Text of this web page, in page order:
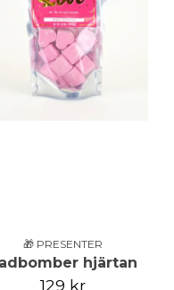
🎁 PRESENTER
hjärtan
129 kr